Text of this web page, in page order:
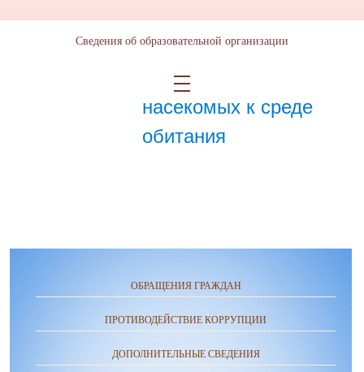
Приспособления
насекомых к среде
обитания
ОБРАЩЕНИЯ ГРАЖДАН
ПРОТИВОДЕЙСТВИЕ КОРРУПЦИИ
ДОПОЛНИТЕЛЬНЫЕ СВЕДЕНИЯ
Сведения об образовательной организации